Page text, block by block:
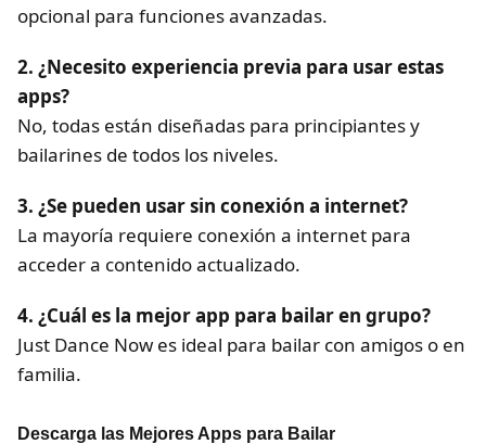
opcional para funciones avanzadas.
2. ¿Necesito experiencia previa para usar estas
apps?
No, todas están diseñadas para principiantes y
bailarines de todos los niveles.
3. ¿Se pueden usar sin conexión a internet?
La mayoría requiere conexión a internet para
acceder a contenido actualizado.
4. ¿Cuál es la mejor app para bailar en grupo?
Just Dance Now es ideal para bailar con amigos o en
familia.
Descarga las Mejores Apps para Bailar